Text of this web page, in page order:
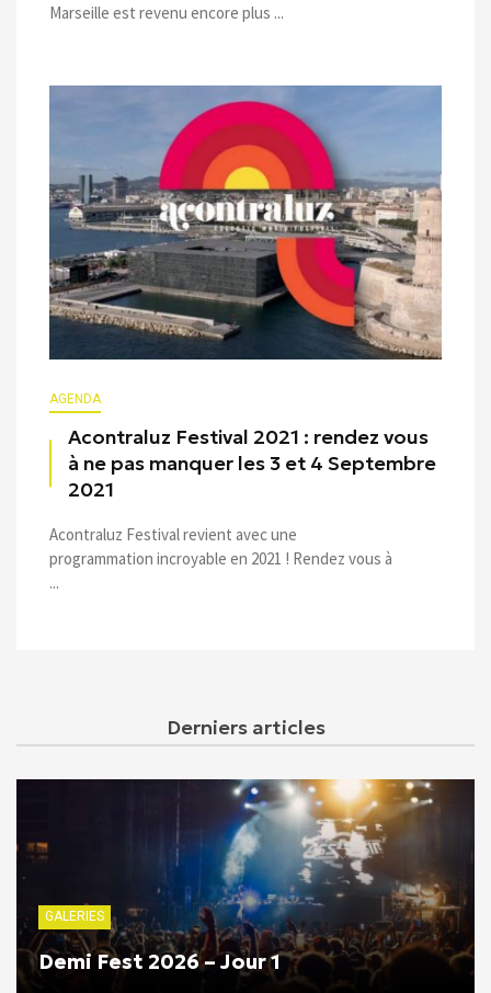
Marseille est revenu encore plus ...
AGENDA
Acontraluz Festival 2021 : rendez vous
à ne pas manquer les 3 et 4 Septembre
2021
Acontraluz Festival revient avec une
programmation incroyable en 2021 ! Rendez vous à
...
Derniers articles
GALERIES
Demi Fest 2026 – Jour 1